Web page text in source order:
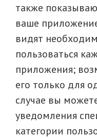
также
ваше
видят
пользоваться
приложения;
его только для
случае вы
уведомления
категории